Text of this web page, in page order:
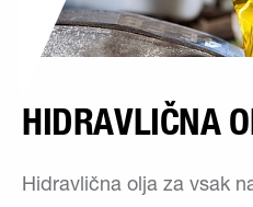
HIDRAVLIČNA
Hidravlična olja za vsak